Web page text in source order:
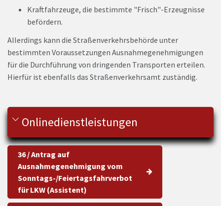
Kraftfahrzeuge, die bestimmte "Frisch"-Erzeugnisse
befördern.
Allerdings kann die Straßenverkehrsbehörde unter
bestimmten Voraussetzungen Ausnahmegenehmigungen
für die Durchführung von dringenden Transporten erteilen.
Hierfür ist ebenfalls das Straßenverkehrsamt zuständig.
Onlinedienstleistungen
36 / Antrag auf
Ausnahmegenehmigung vom
Sonntags-/Feiertagsfahrverbot
für LKW (Assistent)